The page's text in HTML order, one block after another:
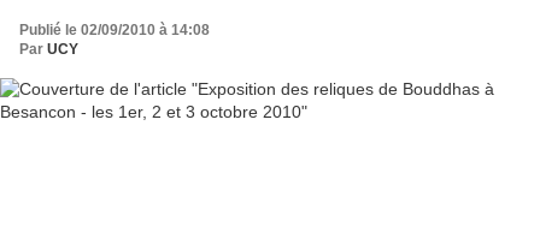
Publié le 02/09/2010 à 14:08
Par UCY